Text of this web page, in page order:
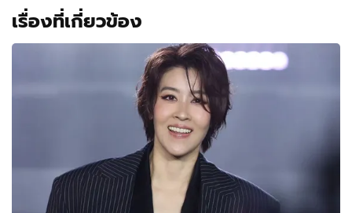
เรื่องที่เกี่ยวข้อง